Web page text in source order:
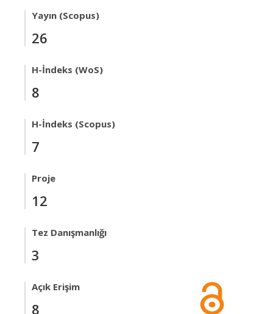
Yayın (Scopus)
26
H-İndeks (WoS)
8
H-İndeks (Scopus)
7
Proje
12
Tez Danışmanlığı
3
Açık Erişim
8